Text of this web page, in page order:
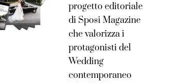
progetto editoriale
di Sposi Magazine
che valorizza i
protagonisti del
Wedding
contemporaneo